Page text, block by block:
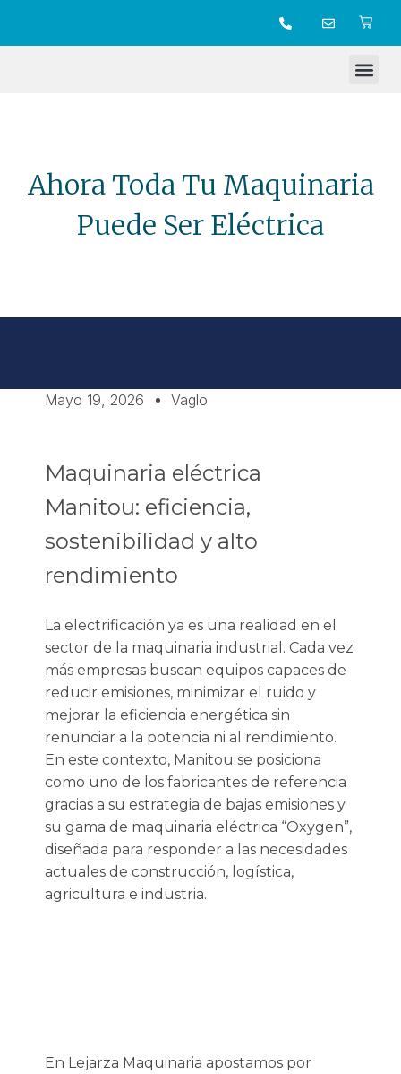
Ahora Toda Tu Maquinaria
Puede Ser Eléctrica
Mayo 19, 2026 Vaglo
Maquinaria eléctrica
Manitou: eficiencia,
sostenibilidad y alto
rendimiento
La electrificación ya es una realidad en el
sector de la maquinaria industrial. Cada vez
más empresas buscan equipos capaces de
reducir emisiones, minimizar el ruido y
mejorar la eficiencia energética sin
renunciar a la potencia ni al rendimiento.
En este contexto, Manitou se posiciona
como uno de los fabricantes de referencia
gracias a su estrategia de bajas emisiones y
su gama de maquinaria eléctrica “Oxygen”,
diseñada para responder a las necesidades
actuales de construcción, logística,
agricultura e industria.
En Lejarza Maquinaria apostamos por